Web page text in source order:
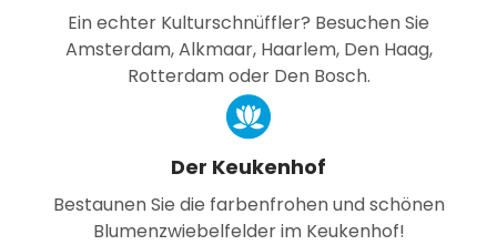
Ein echter Kulturschnüffler? Besuchen Sie
Amsterdam, Alkmaar, Haarlem, Den Haag,
Rotterdam oder Den Bosch.
Der Keukenhof
Bestaunen Sie die farbenfrohen und schönen
Blumenzwiebelfelder im Keukenhof!